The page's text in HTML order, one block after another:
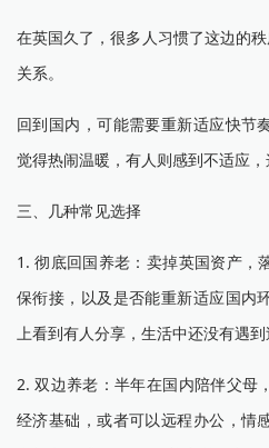
在英国久了，很多人习惯了这边的
关系。
回到国内，可能需要重新适应快节
觉得热闹温暖，有人则感到不适应，
三、几种常见选择
1. 彻底回国养老：卖掉英国资产，
保衔接，以及是否能重新适应国内
上看到有人分享，生活中还没有遇到
2. 双边养老：半年在国内陪伴父母
经济基础，或者可以远程办公，情